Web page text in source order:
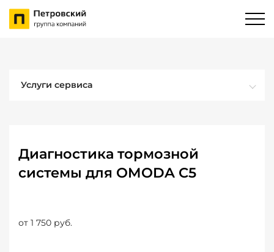
Услуги сервиса
Диагностика тормозной
системы для OMODA C5
от 1 750 руб.